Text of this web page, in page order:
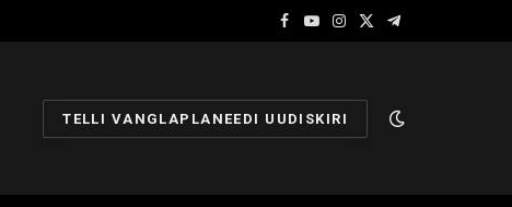
Facebook
YouTube
Instagram
X
Telegram
TELLI VANGLAPLANEEDI UUDISKIRI